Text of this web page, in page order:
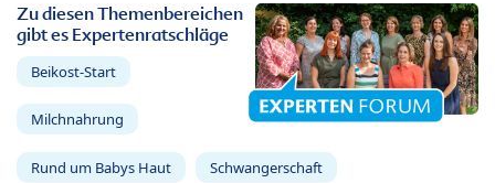
Zu diesen Themenbereichen
gibt es Expertenratschläge
Beikost-Start
Milchnahrung
Rund um Babys Haut Schwangerschaft